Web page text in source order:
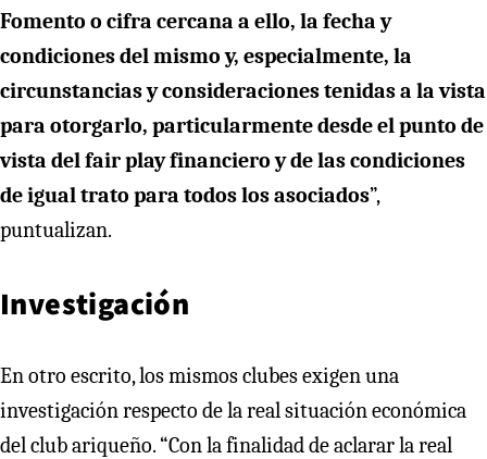
Fomento o cifra cercana a ello, la fecha y
condiciones del mismo y, especialmente, la
circunstancias y consideraciones tenidas a la vista
para otorgarlo, particularmente desde el punto de
vista del fair play financiero y de las condiciones
de igual trato para todos los asociados”,
puntualizan.
Investigación
En otro escrito, los mismos clubes exigen una
investigación respecto de la real situación económica
del club ariqueño. “Con la finalidad de aclarar la real